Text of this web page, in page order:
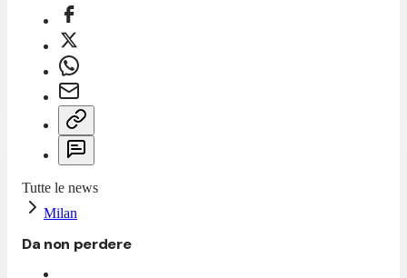
Tutte le news
Milan
Da non perdere